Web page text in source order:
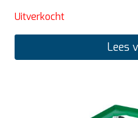
Uitverkocht
Lees